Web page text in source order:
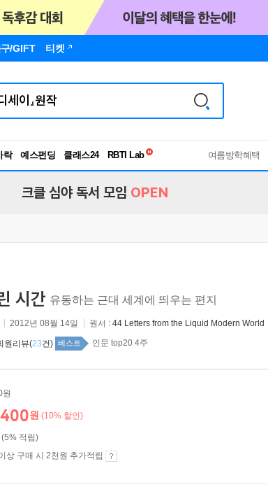
/GIFT 티켓
락 예스펀딩 클래스24
RBTI Lab
독서유형검사
여름방학혜택
크클 심야 독서 모임 OPEN
시간 유동하는 근대 세계에 띄우는 편지
2012년 08월 14일 원서 : 44 Letters from the Liquid Modern World
원리뷰(23건) 베스트 인문 top20 4주
원
원 (10% 할인)
적립)
상 구매 시 2천원 추가적립